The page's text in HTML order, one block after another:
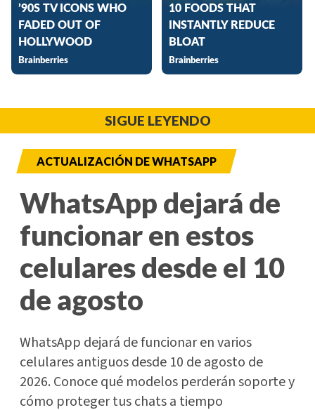
SIGUE LEYENDO
ACTUALIZACIÓN DE WHATSAPP
WhatsApp dejará de
funcionar en estos
celulares desde el 10
de agosto
WhatsApp dejará de funcionar en varios
celulares antiguos desde 10 de agosto de
2026. Conoce qué modelos perderán soporte y
cómo proteger tus chats a tiempo